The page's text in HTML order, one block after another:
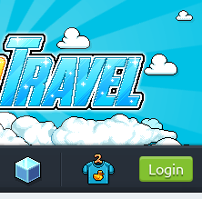
Login